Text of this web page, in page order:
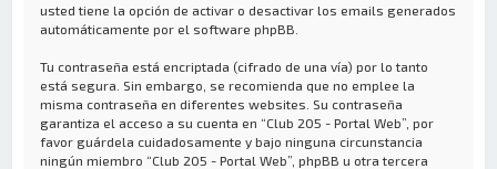
usted tiene la opción de activar o desactivar los emails generados
automáticamente por el software phpBB.
Tu contraseña está encriptada (cifrado de una vía) por lo tanto
está segura. Sin embargo, se recomienda que no emplee la
misma contraseña en diferentes websites. Su contraseña
garantiza el acceso a su cuenta en “Club 205 - Portal Web”, por
favor guárdela cuidadosamente y bajo ninguna circunstancia
ningún miembro “Club 205 - Portal Web”, phpBB u otra tercera